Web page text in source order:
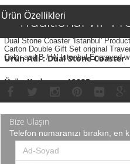
Traditional VIP
Ürün Adı : Dual Stone Coaster
Ürün Kodu : so 10025
Ürün Özellikleri
Dual Stone Coaster 'Istanbul'
Carton Double Gift Set original
Color and B / W Istanbul Engraved
Bize Ulaşın
Telefon numaranızı bırakın, en